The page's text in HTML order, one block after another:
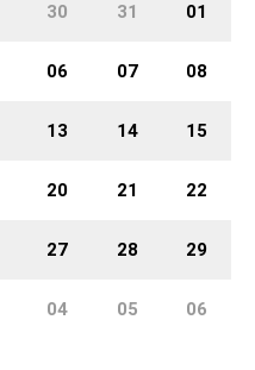
30 31 01
06 07 08
13 14 15
20 21 22
27 28 29
04 05 06